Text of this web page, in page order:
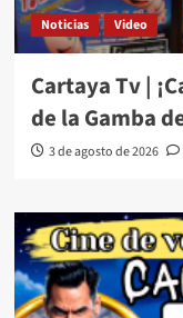
Noticias Video
Cartaya Tv |
de la Gamba
3 de agosto de 2026